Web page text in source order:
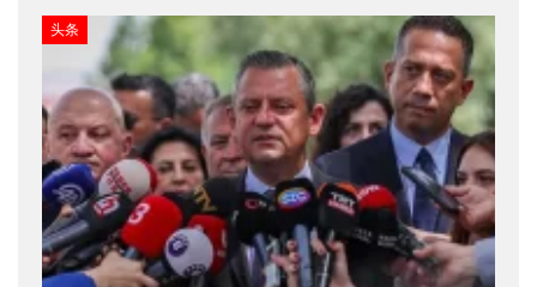
头条